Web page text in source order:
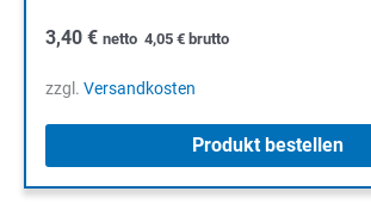
3,40 € netto 4,05 € brutto
zzgl. Versandkosten
Produkt bestellen